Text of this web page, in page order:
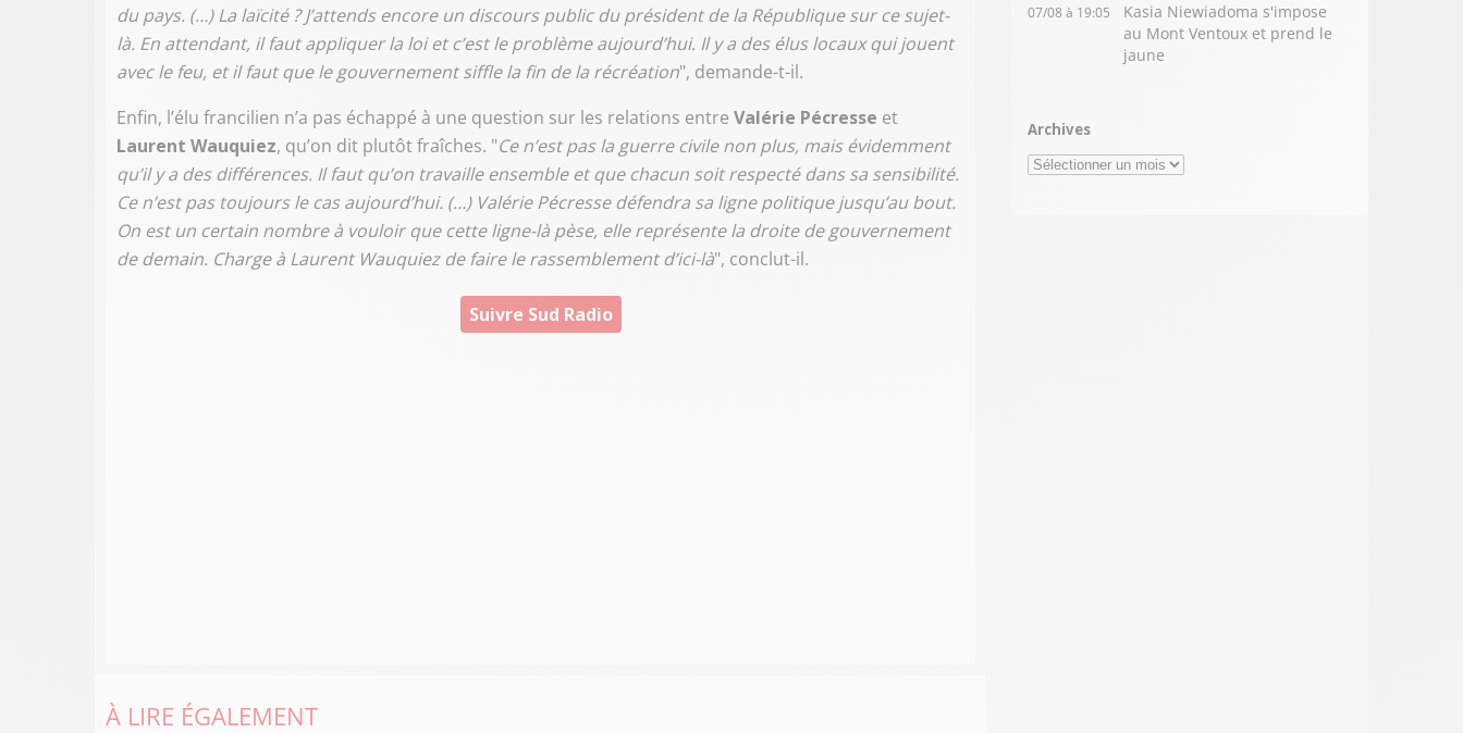
du pays. (…) La laïcité ? J’attends encore un discours public du président de la République sur ce sujet-
là. En attendant, il faut appliquer la loi et c’est le problème aujourd’hui. Il y a des élus locaux qui jouent
avec le feu, et il faut que le gouvernement siffle la fin de la récréation", demande-t-il.
Enfin, l’élu francilien n’a pas échappé à une question sur les relations entre Valérie Pécresse et
Laurent Wauquiez, qu’on dit plutôt fraîches. "Ce n’est pas la guerre civile non plus, mais évidemment
qu’il y a des différences. Il faut qu’on travaille ensemble et que chacun soit respecté dans sa sensibilité.
Ce n’est pas toujours le cas aujourd’hui. (…) Valérie Pécresse défendra sa ligne politique jusqu’au bout.
On est un certain nombre à vouloir que cette ligne-là pèse, elle représente la droite de gouvernement
de demain. Charge à Laurent Wauquiez de faire le rassemblement d’ici-là", conclut-il.
Suivre Sud Radio
À LIRE ÉGALEMENT
07/08 à 19:05
Kasia Niewiadoma s'impose
au Mont Ventoux et prend le
jaune
Archives
Archives